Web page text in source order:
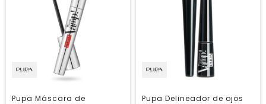
Pupa Máscara de
Pupa Delineador de ojos